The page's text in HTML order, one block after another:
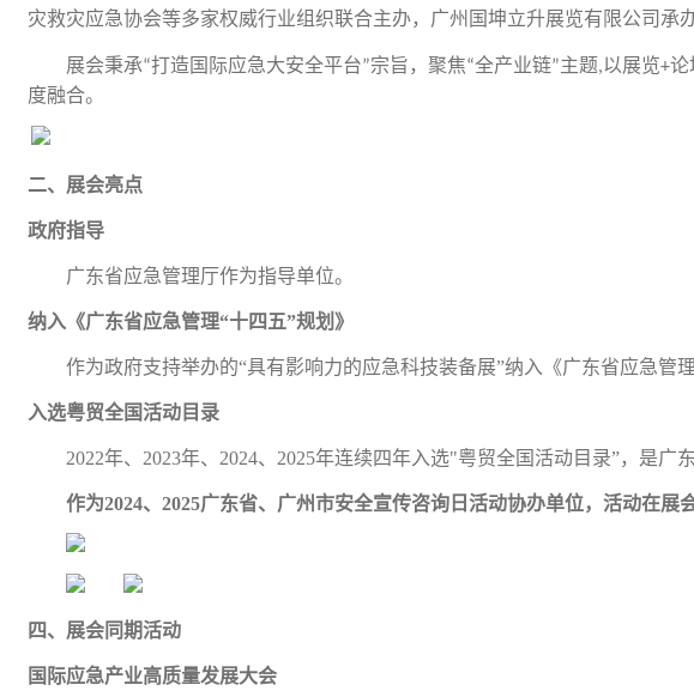
灾救灾应急协会等多家权威行业组织联合主办，广州国坤立升展览有限公司承办
展会秉承“打造国际应急大安全平台”宗旨，聚焦“全产业链”主题,以展览+论
度融合。
二、展会亮点
政府指导
广东省应急管理厅作为指导单位。
纳入《广东省应急管理“十四五”规划》
作为政府支持举办的“具有影响力的应急科技装备展”纳入《广东省应急管理
入选粤贸全国活动目录
2022年、2023年、2024、2025年连续四年入选"粤贸全国活动目录”，是广
作为2024、2025广东省、广州市安全宣传咨询日活动协办单位，活动在展
四、展会同期活动
国际应急产业高质量发展大会